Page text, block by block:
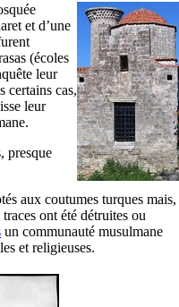
et d’une
(écoles
leur
certains cas,
leur
presque
aux coutumes turques mais,
ont été détruites ou
un communauté musulmane
et religieuses.